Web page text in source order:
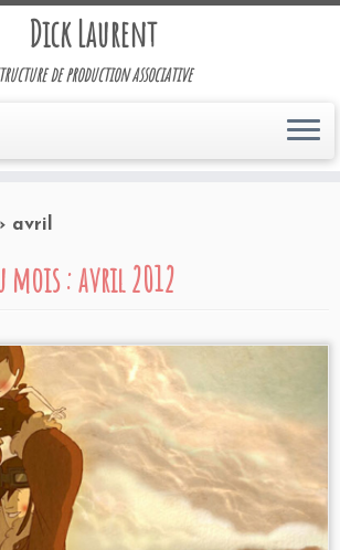
Dick Laurent
de production associative
avril
mois :avril 2012
jeune public